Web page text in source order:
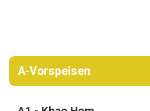
A-Vorspeisen